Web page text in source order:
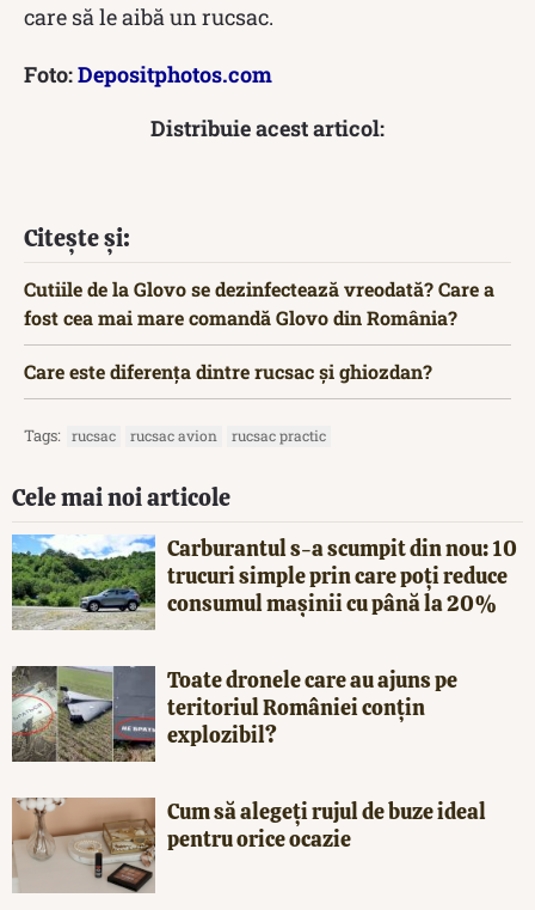
care să le aibă un rucsac.
Foto:Depositphotos.com
Distribuie acest articol:
Citește și:
Cutiile de la Glovo se dezinfectează vreodată? Care a
fost cea mai mare comandă Glovo din România?
Care este diferența dintre rucsac și ghiozdan?
Tags: rucsac rucsac avion rucsac practic
Cele mai noi articole
Carburantul s-a scumpit din nou: 10
trucuri simple prin care poți reduce
consumul mașinii cu până la 20%
Toate dronele care au ajuns pe
teritoriul României conțin
explozibil?
Cum să alegeți rujul de buze ideal
pentru orice ocazie